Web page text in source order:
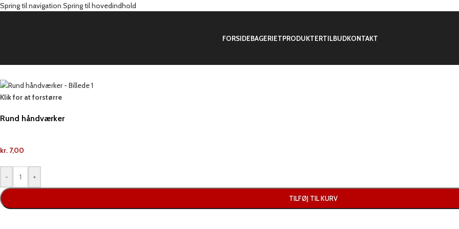
Spring til navigation Spring til hovedindhold
FORSIDEBAGERIETPRODUKTERTILBUDKONTAKT
Klik for at forstørre
Rund håndværker
kr. 7,00
- +
TILFØJ TIL KURV